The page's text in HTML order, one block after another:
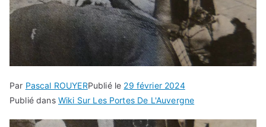
Par Pascal ROUYERPublié le 29 février 2024
Publié dans Wiki Sur Les Portes De L'Auvergne